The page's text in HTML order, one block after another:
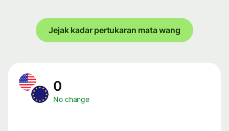
Jejak kadar pertukaran mata wang
0
No change